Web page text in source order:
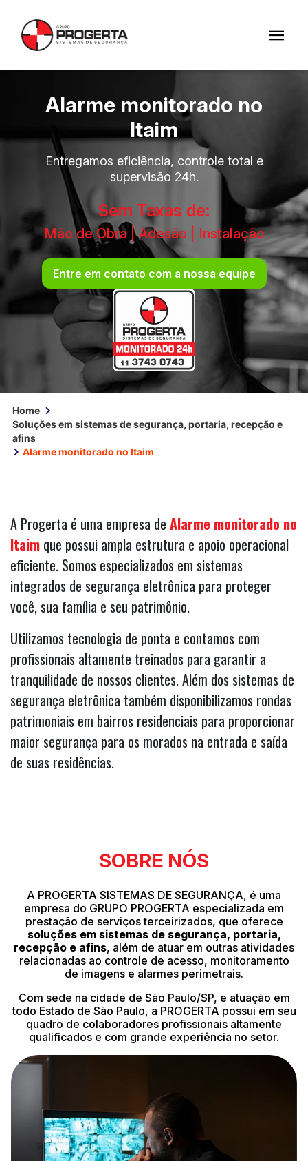
Alarme monitorado no
Itaim
Entregamos eficiência, controle total e
supervisão 24h.
Sem Taxas de:
Mão de Obra | Adesão | Instalação
Entre em contato com a nossa equipe
Home
Soluções em sistemas de segurança, portaria, recepção e
afins
Alarme monitorado no Itaim
A Progerta é uma empresa de Alarme monitorado no
Itaim que possui ampla estrutura e apoio operacional
eficiente. Somos especializados em sistemas
integrados de segurança eletrônica para proteger
você, sua família e seu patrimônio.
Utilizamos tecnologia de ponta e contamos com
profissionais altamente treinados para garantir a
tranquilidade de nossos clientes. Além dos sistemas de
segurança eletrônica também disponibilizamos rondas
patrimoniais em bairros residenciais para proporcionar
maior segurança para os morados na entrada e saída
de suas residências.
SOBRE NÓS
A PROGERTA SISTEMAS DE SEGURANÇA, é uma
empresa do GRUPO PROGERTA especializada em
prestação de serviços terceirizados, que oferece
soluções em sistemas de segurança, portaria,
recepção e afins, além de atuar em outras atividades
relacionadas ao controle de acesso, monitoramento
de imagens e alarmes perimetrais.
Com sede na cidade de São Paulo/SP, e atuação em
todo Estado de São Paulo, a PROGERTA possui em seu
quadro de colaboradores profissionais altamente
qualificados e com grande experiência no setor.